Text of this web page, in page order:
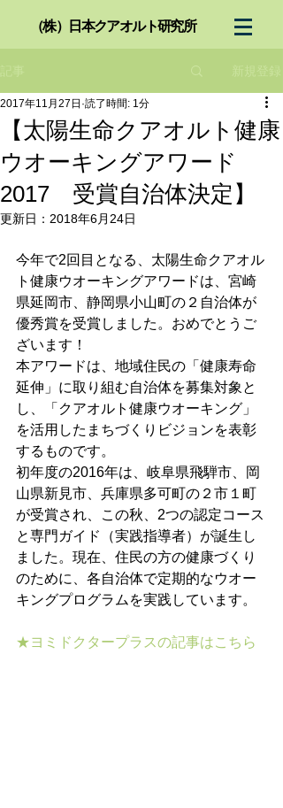
（株）日本クアオルト研究所
記事 新規登録
【太陽生命クアオルト健康
ウオーキングアワード
2017 受賞自治体決定】
2017年11月27日 読了時間: 1分
更新日： 2018年6月24日
今年で2回目となる、太陽生命クアオル
ト健康ウオーキングアワードは、宮崎
県延岡市、静岡県小山町の２自治体が
優秀賞を受賞しました。おめでとうご
ざいます！
本アワードは、地域住民の「健康寿命
延伸」に取り組む自治体を募集対象と
し、「クアオルト健康ウオーキング」
を活用したまちづくりビジョンを表彰
するものです。
初年度の2016年は、岐阜県飛騨市、岡
山県新見市、兵庫県多可町の２市１町
が受賞され、この秋、2つの認定コース
と専門ガイド（実践指導者）が誕生し
ました。現在、住民の方の健康づくり
のために、各自治体で定期的なウオー
キングプログラムを実践しています。
★ヨミドクタープラスの記事はこちら